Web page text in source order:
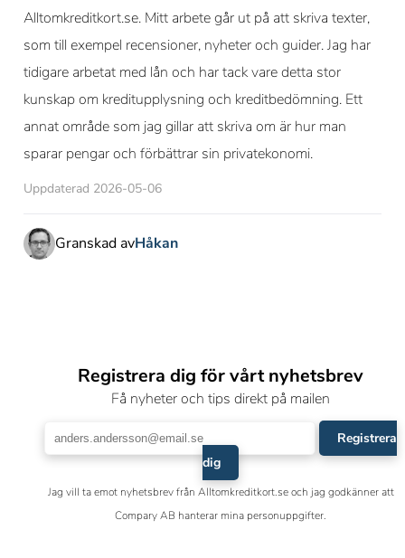
Alltomkreditkort.se. Mitt arbete går ut på att skriva texter,
som till exempel recensioner, nyheter och guider. Jag har
tidigare arbetat med lån och har tack vare detta stor
kunskap om kreditupplysning och kreditbedömning. Ett
annat område som jag gillar att skriva om är hur man
sparar pengar och förbättrar sin privatekonomi.
Uppdaterad 2026-05-06
Granskad avHåkan
Registrera dig för vårt nyhetsbrev
Få nyheter och tips direkt på mailen
Registrera
dig
Jag vill ta emot nyhetsbrev från Alltomkreditkort.se och jag godkänner att
Compary AB hanterar mina personuppgifter.